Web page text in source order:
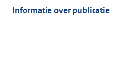
van:
Informatie over publicatie